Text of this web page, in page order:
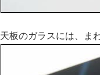
天板のガラスには、ま